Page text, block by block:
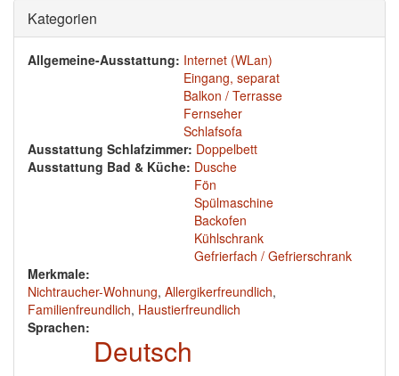
Ausblenden
Kategorien
Allgemeine-Ausstattung: Internet (WLan)
Eingang, separat
Balkon / Terrasse
Fernseher
Schlafsofa
Ausstattung Schlafzimmer: Doppelbett
Ausstattung Bad & Küche: Dusche
Fön
Spülmaschine
Backofen
Kühlschrank
Gefrierfach / Gefrierschrank
Merkmale:
Nichtraucher-Wohnung, Allergikerfreundlich,
Familienfreundlich, Haustierfreundlich
Sprachen:
Deutsch